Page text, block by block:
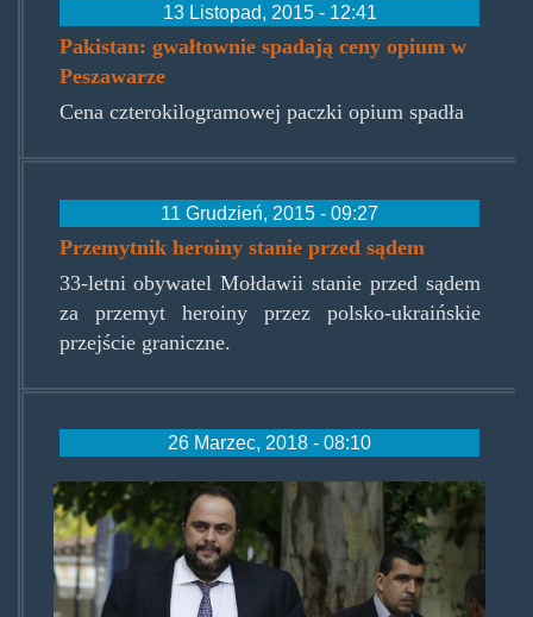
13 Listopad, 2015 - 12:41
Pakistan: gwałtownie spadają ceny opium w
Peszawarze
Cena czterokilogramowej paczki opium spadła
11 Grudzień, 2015 - 09:27
Przemytnik heroiny stanie przed sądem
33-letni obywatel Mołdawii stanie przed sądem
za przemyt heroiny przez polsko-ukraińskie
przejście graniczne.
26 Marzec, 2018 - 08:10
vangelis_marinakis.jpg